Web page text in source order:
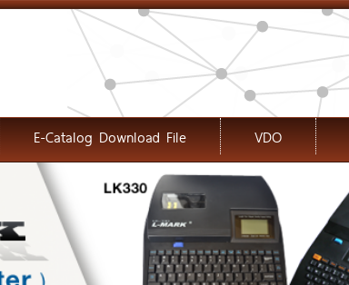
E-Catalog Download File VDO